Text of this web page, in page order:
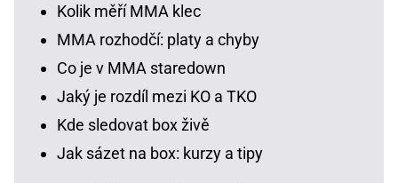
Kolik měří MMA klec
MMA rozhodčí: platy a chyby
Co je v MMA staredown
Jaký je rozdíl mezi KO a TKO
Kde sledovat box živě
Jak sázet na box: kurzy a tipy